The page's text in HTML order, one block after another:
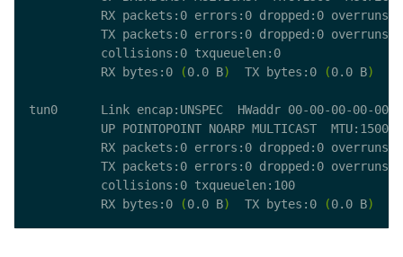
          RX bytes:0
(0.0 B)
  TX bytes:0
(0.0 B)
          RX bytes:0
(0.0 B)
  TX bytes:0
(0.0 B)